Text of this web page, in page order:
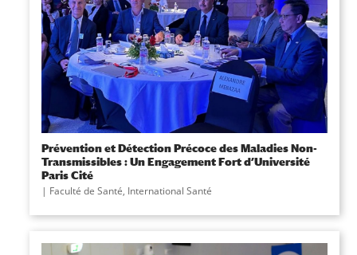
Prévention et Détection Précoce des Maladies Non-
Transmissibles : Un Engagement Fort d’Université
Paris Cité
| Faculté de Santé, International Santé